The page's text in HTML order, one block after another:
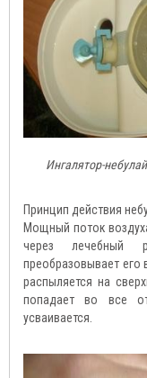
Ингалятор-
Принцип действия
Мощный поток
через лечебный
преобразовывает его
распыляется на
попадает во все
усваивается.